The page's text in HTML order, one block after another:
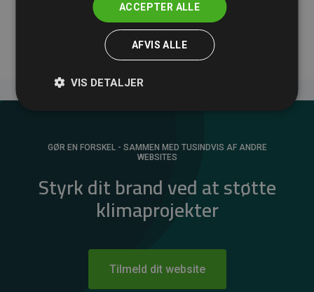
medlemmernes websites estimerede CO₂-
GØR EN FORSKEL - SAMMEN MED TUSINDVIS AF ANDRE
WEBSITES
Styrk dit brand ved at støtte
klimaprojekter
Tilmeld dit website
ACCEPTER ALLE
AFVIS ALLE
VIS DETALJER